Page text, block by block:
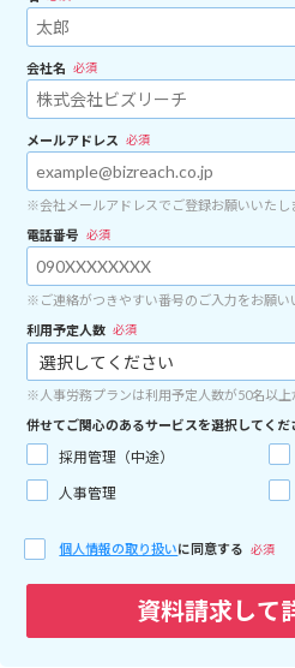
会社名 必須
メールアドレス 必須
※会社メールアドレスでご登録お願いいたし
電話番号
必須
※ご連絡がつきやすい番号のご入力をお願い
利用予定人数 必須
※人事労務プランは利用予定人数が50名以上
併せてご関心のあるサービスを選択してくだ
採用管理（中途）
人事管理
個人情報の取り扱いに同意する 必須
資料請求して